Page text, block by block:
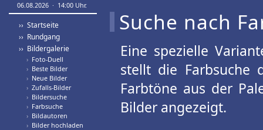
06.08.2026 · 14:00 Uhr.
›› Startseite
›› Rundgang
›› Bildergalerie
› Foto-Duell
› Beste Bilder
› Neue Bilder
› Zufalls-Bilder
› Bildersuche
› Farbsuche
› Bildautoren
› Bilder hochladen
Suche nach
Eine spezielle
stellt die Farbsuche
Farbtöne aus der
Bilder angezeigt.